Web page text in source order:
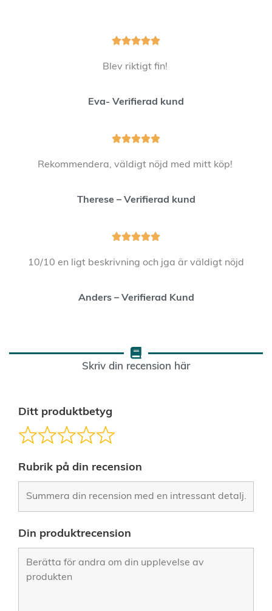

Blev riktigt fin!
Eva- Verifierad kund

Rekommendera, väldigt nöjd med mitt köp!
Therese – Verifierad kund

10/10 en ligt beskrivning och jga är väldigt nöjd
Anders – Verifierad Kund
Skriv din recension här
Ditt produktbetyg
Rubrik på din recension
Din produktrecension